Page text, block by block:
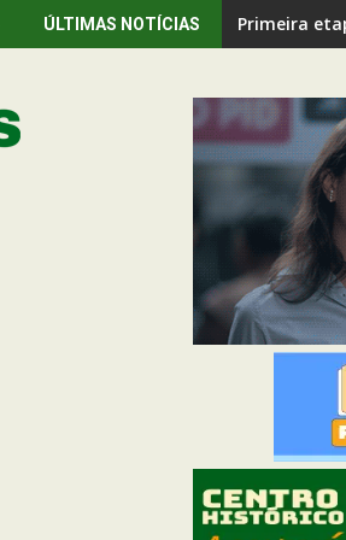
ÚLTIMAS NOTÍCIAS Primeira
Mart Minas